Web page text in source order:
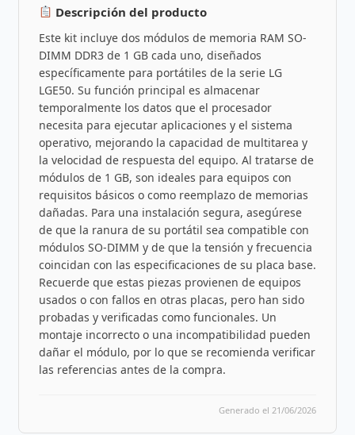
Descripción del producto
Este kit incluye dos módulos de memoria RAM SO-
DIMM DDR3 de 1 GB cada uno, diseñados
específicamente para portátiles de la serie LG
LGE50. Su función principal es almacenar
temporalmente los datos que el procesador
necesita para ejecutar aplicaciones y el sistema
operativo, mejorando la capacidad de multitarea y
la velocidad de respuesta del equipo. Al tratarse de
módulos de 1 GB, son ideales para equipos con
requisitos básicos o como reemplazo de memorias
dañadas. Para una instalación segura, asegúrese
de que la ranura de su portátil sea compatible con
módulos SO-DIMM y de que la tensión y frecuencia
coincidan con las especificaciones de su placa base.
Recuerde que estas piezas provienen de equipos
usados o con fallos en otras placas, pero han sido
probadas y verificadas como funcionales. Un
montaje incorrecto o una incompatibilidad pueden
dañar el módulo, por lo que se recomienda verificar
las referencias antes de la compra.
Generado el 21/06/2026